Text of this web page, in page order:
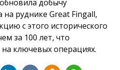
добычу
на руднике Great Fingall,
с этого исторического
за 100 лет, что
ключевых операциях.